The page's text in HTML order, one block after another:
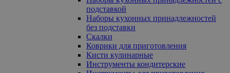
подставкой
Наборы кухонных принадлежностей
без подставки
Скалки
Коврики для приготовления
Кисти кулинарные
Инструменты кондитерские